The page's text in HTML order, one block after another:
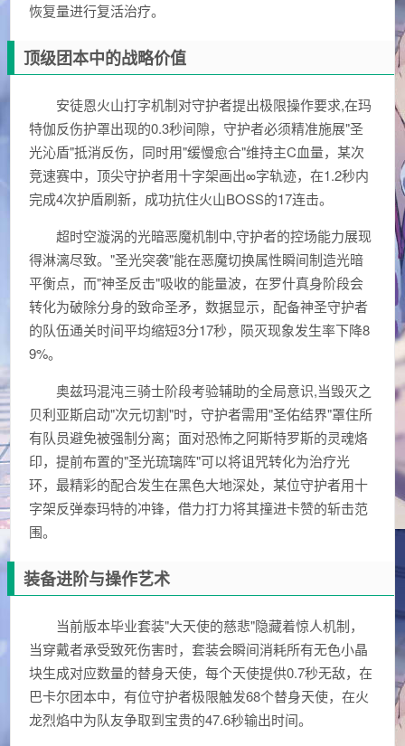
恢复量进行复活治疗。
顶级团本中的战略价值
安徒恩火山打字机制对守护者提出极限操作要求,在玛
特伽反伤护罩出现的0.3秒间隙，守护者必须精准施展"圣
光沁盾"抵消反伤，同时用"缓慢愈合"维持主C血量，某次
竞速赛中，顶尖守护者用十字架画出∞字轨迹，在1.2秒内
完成4次护盾刷新，成功抗住火山BOSS的17连击。
超时空漩涡的光暗恶魔机制中,守护者的控场能力展现
得淋漓尽致。"圣光突袭"能在恶魔切换属性瞬间制造光暗
平衡点，而"神圣反击"吸收的能量波，在罗什真身阶段会
转化为破除分身的致命圣矛，数据显示，配备神圣守护者
的队伍通关时间平均缩短3分17秒，陨灭现象发生率下降8
9%。
奥兹玛混沌三骑士阶段考验辅助的全局意识,当毁灭之
贝利亚斯启动"次元切割"时，守护者需用"圣佑结界"罩住所
有队员避免被强制分离；面对恐怖之阿斯特罗斯的灵魂烙
印，提前布置的"圣光琉璃阵"可以将诅咒转化为治疗光
环，最精彩的配合发生在黑色大地深处，某位守护者用十
字架反弹泰玛特的冲锋，借力打力将其撞进卡赞的斩击范
围。
装备进阶与操作艺术
当前版本毕业套装"大天使的慈悲"隐藏着惊人机制，
当穿戴者承受致死伤害时，套装会瞬间消耗所有无色小晶
块生成对应数量的替身天使，每个天使提供0.7秒无敌，在
巴卡尔团本中，有位守护者极限触发68个替身天使，在火
龙烈焰中为队友争取到宝贵的47.6秒输出时间。